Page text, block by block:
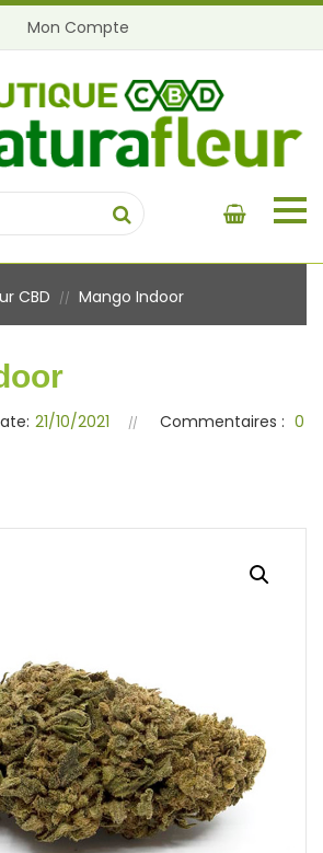
Mon Compte
CBD // Mango Indoor
21/10/2021 Commentaires : 0